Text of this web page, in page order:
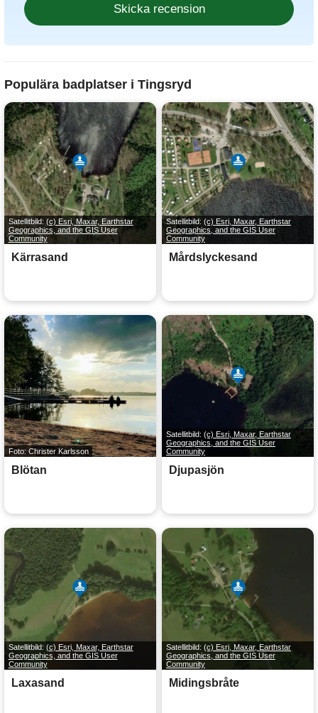
Populära badplatser i Tingsryd
Satellitbild: (c) Esri, Maxar, Earthstar
Geographics, and the GIS User
Community
Kärrasand
Satellitbild: (c) Esri, Maxar, Earthstar
Geographics, and the GIS User
Community
Mårdslyckesand
Foto: Christer Karlsson
Blötan
Satellitbild: (c) Esri, Maxar, Earthstar
Geographics, and the GIS User
Community
Djupasjön
Satellitbild: (c) Esri, Maxar, Earthstar
Geographics, and the GIS User
Community
Laxasand
Satellitbild: (c) Esri, Maxar, Earthstar
Geographics, and the GIS User
Community
Midingsbråte